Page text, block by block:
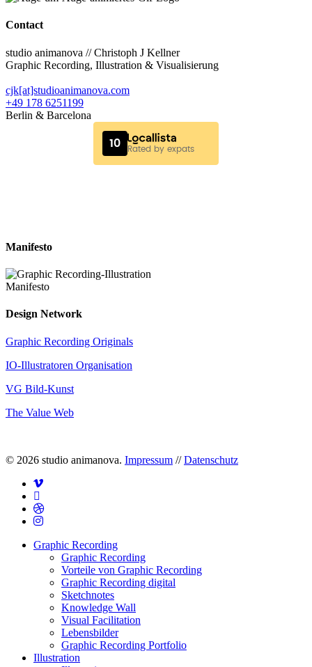
Contact
studio animanova // Christoph J Kellner
Graphic Recording, Illustration & Visualisierung
cjk[at]studioanimanova.com
+49 178 6251199
Berlin & Barcelona
Manifesto
Design Network
Graphic Recording Originals
IO-Illustratoren Organisation
VG Bild-Kunst
The Value Web
© 2026 studio animanova. Impressum //Datenschutz
vimeo
linkedin
dribbble
instagram
Close
Graphic Recording
Graphic Recording
Vorteile von Graphic Recording
Graphic Recording digital
Sketchnotes
Knowledge Wall
Visual Facilitation
Lebensbilder
Graphic Recording Portfolio
Illustration